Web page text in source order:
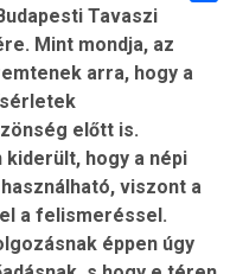
Tavaszi
Mint mondja, az
arra, hogy a
előtt is.
hogy a népi
viszont a
a felismeréssel.
éppen úgy